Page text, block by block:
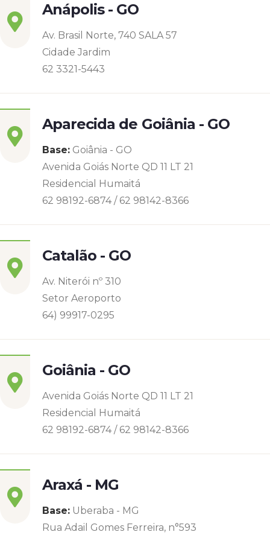
Anápolis - GO
Av. Brasil Norte, 740 SALA 57
Cidade Jardim
62 3321-5443
Aparecida de Goiânia - GO
Base: Goiânia - GO
Avenida Goiás Norte QD 11 LT 21
Residencial Humaitá
62 98192-6874 / 62 98142-8366
Catalão - GO
Av. Niterói nº 310
Setor Aeroporto
64) 99917-0295
Goiânia - GO
Avenida Goiás Norte QD 11 LT 21
Residencial Humaitá
62 98192-6874 / 62 98142-8366
Araxá - MG
Base: Uberaba - MG
Rua Adail Gomes Ferreira, n°593